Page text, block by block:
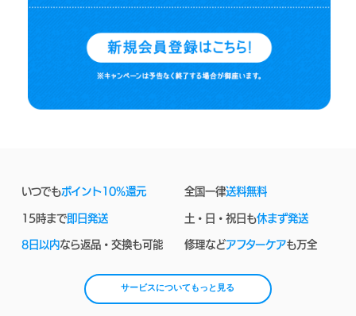
いつでもポイント10%還元 全国一律送料無料
15時まで即日発送 土・日・祝日も休まず発送
8日以内なら返品・交換も可能 修理などアフターケアも万全
サービスについてもっと見る